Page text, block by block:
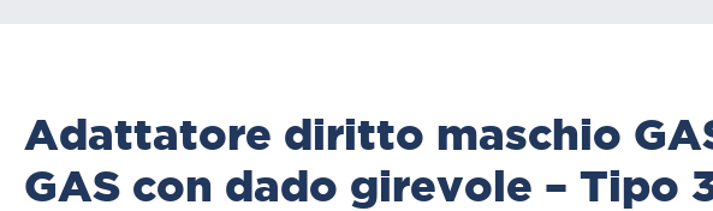
Adattatore diritto maschio
GAS con dado girevole – Tipo